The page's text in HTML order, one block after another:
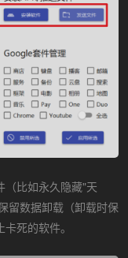
（比如永久隐藏"天
留数据卸载（卸载时保
死的软件。